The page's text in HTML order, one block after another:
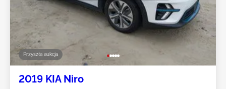
Przyszła aukcja
2019 KIA Niro